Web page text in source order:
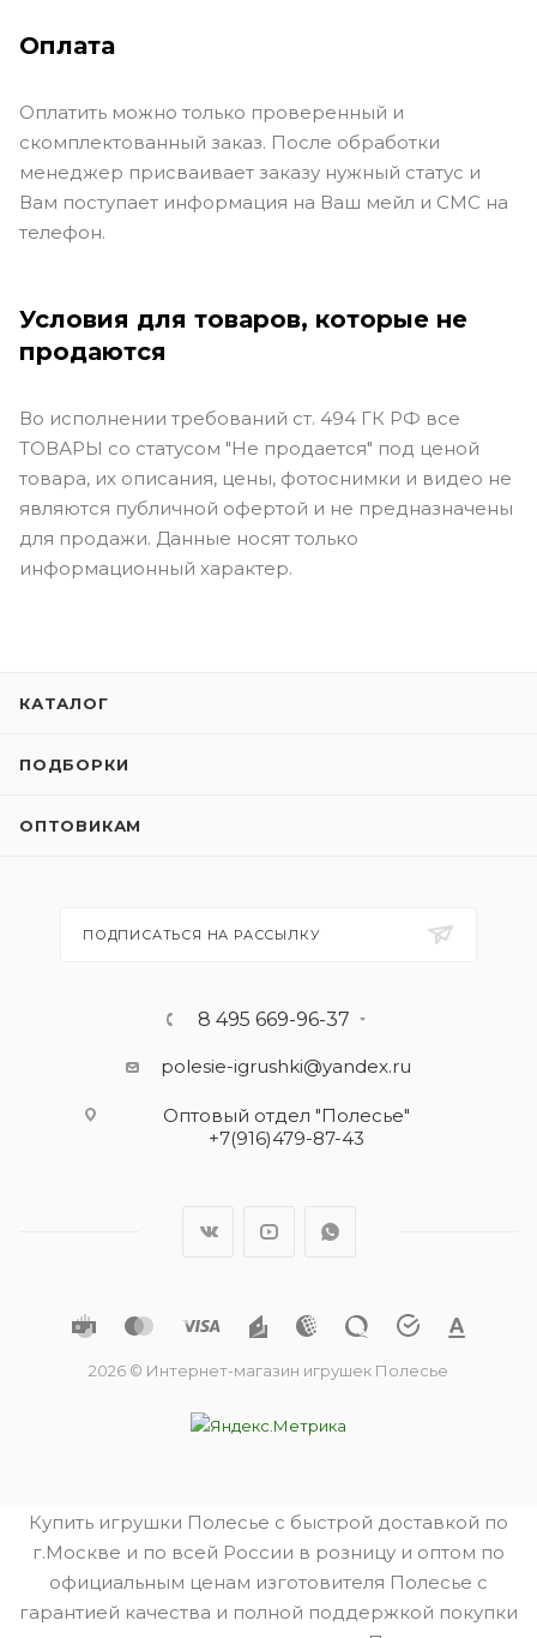
Оплата
Оплатить можно только проверенный и
скомплектованный заказ. После обработки
менеджер присваивает заказу нужный статус и
Вам поступает информация на Ваш мейл и СМС на
телефон.
Условия для товаров, которые не
продаются
Во исполнении требований ст. 494 ГК РФ все
ТОВАРЫ со статусом "Не продается" под ценой
товара, их описания, цены, фотоснимки и видео не
являются публичной офертой и не предназначены
для продажи. Данные носят только
информационный характер.
КАТАЛОГ
ПОДБОРКИ
ОПТОВИКАМ
ПОДПИСАТЬСЯ НА РАССЫЛКУ
8 495 669-96-37
polesie-igrushki@yandex.ru
Оптовый отдел "Полесье"
+7(916)479-87-43
2026 © Интернет-магазин игрушек Полесье
Купить игрушки Полесье с быстрой доставкой по
г.Москве и по всей России в розницу и оптом по
официальным ценам изготовителя Полесье с
гарантией качества и полной поддержкой покупки